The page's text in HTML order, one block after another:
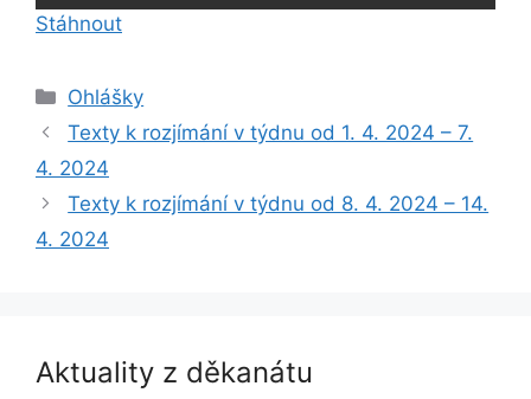
Stáhnout
Rubriky
Ohlášky
Texty k rozjímání v týdnu od 1. 4. 2024 – 7.
4. 2024
Texty k rozjímání v týdnu od 8. 4. 2024 – 14.
4. 2024
Aktuality z děkanátu